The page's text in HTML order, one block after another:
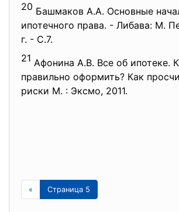
20 Башмаков А.А. Основные
ипотечного права. - Либава: М.
г. - С.7.
21 Афонина А.В. Все об ипотеке.
правильно оформить? Как
риски М. : Эксмо, 2011.
« Страница 5